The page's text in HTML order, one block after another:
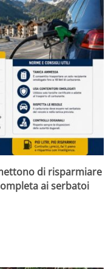
di risparmiare
ai serbatoi